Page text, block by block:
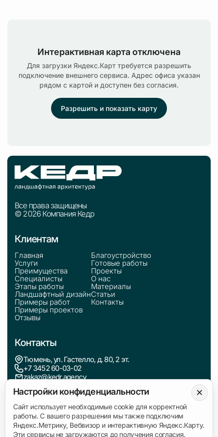
Интерактивная карта отключена
Для загрузки Яндекс.Карт требуется разрешить
подключение внешнего сервиса. Адрес офиса указан
рядом с картой и доступен без согласия.
Разрешить и показать карту
Все права защищены
© 2026 Компания Кедр
Клиентам
Главная
Услуги
Преимущества
Специалисты
Этапы работы
Ландшафтный дизайн
Примеры работ
Примеры проектов
Отзывы
Благоустройство
Готовые работы
Проекты
О нас
Материалы
Статьи
Контакты
Контакты
Тюмень, ул. Гастелло, д. 80, 2 эт.
+7 3452 60-03-02
zakaz@kedr.agency
Информация
Политика обработки персональных данных
Согласие на обработку данных
×
Настройки конфиденциальности
Сайт использует необходимые cookie для корректной
работы. С вашего разрешения мы также подключим
Яндекс.Метрику, Вебвизор и интерактивную Яндекс.Карту.
Эти сервисы не загружаются до получения согласия.